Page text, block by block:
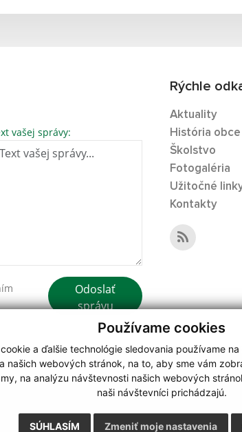
Používame cookies
a ďalšie technológie sledovania používame
našich webových stránok, na to, aby sme vám
na analýzu návštevnosti našich webových
naši návštevníci prichádzajú.
SÚHLASÍM Zmeniť moje nastavenia
vašej správy:
Odoslať
správu
Rýchle
Aktuality
História obce
Školstvo
Fotogaléria
Užitočné
Kontakty
webdesign|